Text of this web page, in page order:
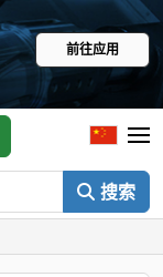
前往应用
搜索